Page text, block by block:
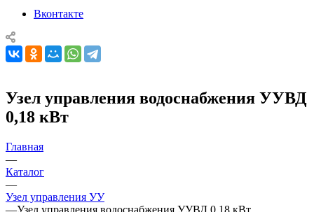
Вконтакте
Узел управления водоснабжения УУВД
0,18 кВт
Главная
—
Каталог
—
Узел управления УУ
—Узел управления водоснабжения УУВД 0,18 кВт